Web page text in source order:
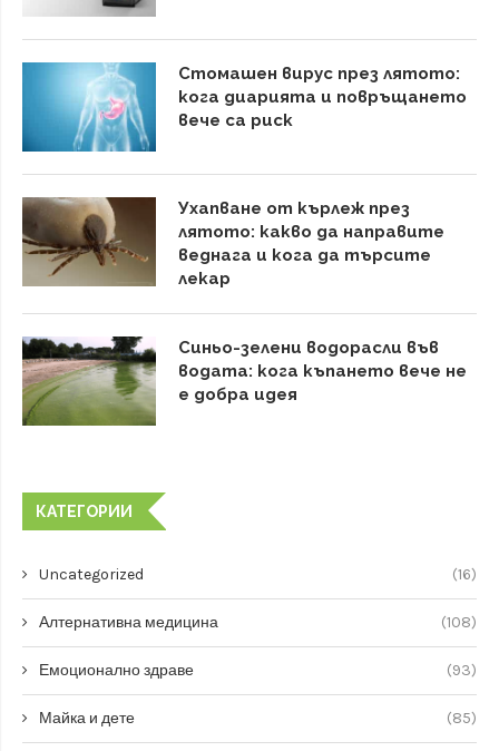
Стомашен вирус през лятото:
кога диарията и повръщането
вече са риск
Ухапване от кърлеж през
лятото: какво да направите
веднага и кога да търсите
лекар
Синьо-зелени водорасли във
водата: кога къпането вече не
е добра идея
КАТЕГОРИИ
Uncategorized (16)
Алтернативна медицина (108)
Емоционално здраве (93)
Майка и дете (85)